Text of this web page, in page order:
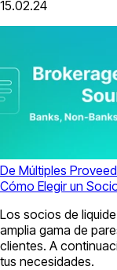
15.02.24
De Múltiples
Cómo Elegir un
Los socios de
amplia gama de
clientes. A
tus necesidades.